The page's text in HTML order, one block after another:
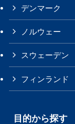
デンマーク
ノルウェー
スウェーデン
フィンランド
目的から探す